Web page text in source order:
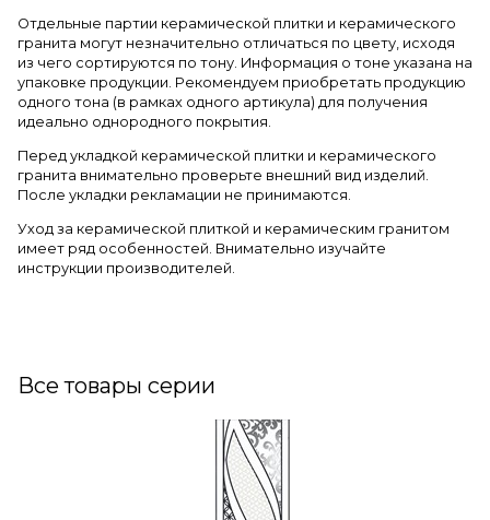
Отдельные партии керамической плитки и керамического
гранита могут незначительно отличаться по цвету, исходя
из чего сортируются по тону. Информация о тоне указана на
упаковке продукции. Рекомендуем приобретать продукцию
одного тона (в рамках одного артикула) для получения
идеально однородного покрытия.
Перед укладкой керамической плитки и керамического
гранита внимательно проверьте внешний вид изделий.
После укладки рекламации не принимаются.
Уход за керамической плиткой и керамическим гранитом
имеет ряд особенностей. Внимательно изучайте
инструкции производителей.
Все товары серии